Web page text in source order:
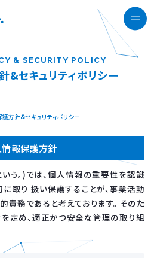
&セキュリティポリシー
方針&セキュリティポリシー
報保護方針
う。)では、個人情報の重要性を認識
取り 扱い保護することが、事業活動
責務であると考えております。 そのた
定め、適正かつ安全な管理の取り組